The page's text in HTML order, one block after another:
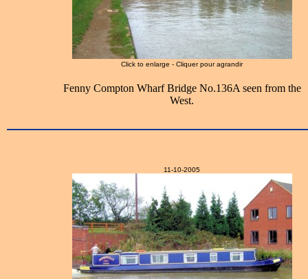
Click to enlarge - Cliquer pour agrandir
Fenny Compton Wharf Bridge No.136A seen from the
West.
11-10-2005